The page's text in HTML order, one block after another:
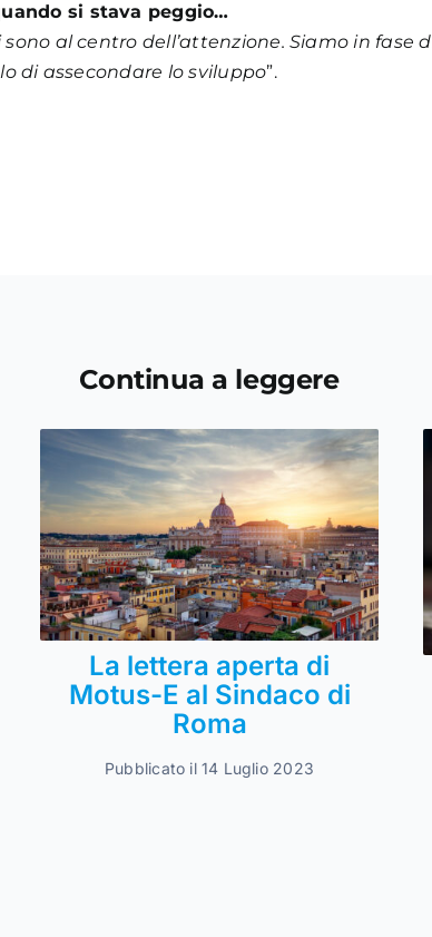
si stava peggio…
al centro dell’attenzione. Siamo in fase
di assecondare lo sviluppo”.
Continua a leggere
La lettera aperta di
Motus-E al Sindaco di
Roma
Pubblicato il 14 Luglio 2023